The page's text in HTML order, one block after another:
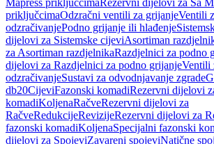
Mapress priključcimaRezervni dijelovi za Sa
priključcimaOdzračni ventili za grijanjeVentili
odzračivanjePodno grijanje ili hlađenje
dijelovi za Sistemske cijeviAsortiman
za Asortiman razdjelnikaRazdjelnici za podno
dijelovi za Razdjelnici za podno grijanjeVentili
odzračivanjeSustavi za odvodnjavanje zgrade
db20CijeviFazonski komadiRezervni dijelovi
komadiKoljenaRačveRezervni dijelovi za
RačveRedukcijeRevizijeRezervni dijelovi za
fazonski komadiKoljenaSpecijalni fazonski
dijelovi za SpojeviZavareni spojeviNatične